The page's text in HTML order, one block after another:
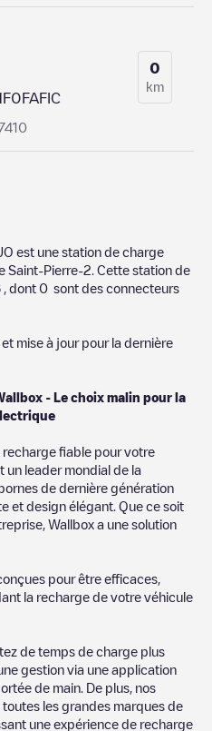
0
km
est une station de charge
Saint-Pierre-2 . Cette station de
, dont 0 sont des connecteurs
et mise à jour pour la dernière
- Le choix malin pour la
recharge fiable pour votre
un leader mondial de la
de dernière génération
et design élégant. Que ce soit
Wallbox a une solution
pour être efficaces,
la recharge de votre véhicule
de temps de charge plus
gestion via une application
de main. De plus, nos
les grandes marques de
une expérience de recharge